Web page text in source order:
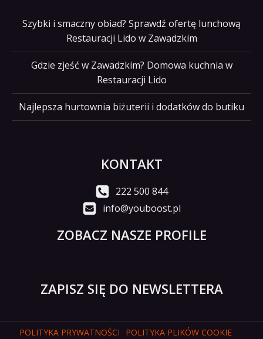
Szybki i smaczny obiad? Sprawdź ofertę lunchową
Restauracji Lido w Zawadzkim
Gdzie zjeść w Zawadzkim? Domowa kuchnia w
Restauracji Lido
Najlepsza hurtownia biżuterii i dodatków do butiku
KONTAKT
222 500 844
info@youboost.pl
ZOBACZ NASZE PROFILE
ZAPISZ SIĘ DO NEWSLETTERA
POLITYKA PRYWATNOŚCI
POLITYKA PLIKÓW COOKIE